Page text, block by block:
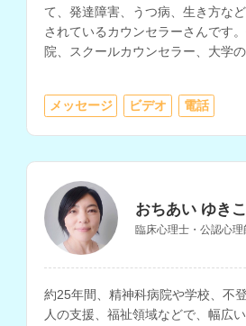
て、発達障害、うつ病、生き方な
されているカウンセラーさんです
院、スクールカウンセラー、大学
理学の講師など、様々な勤務経験
メッセージ ビデオ 電話
おちあい ゆきこ
臨床心理士・公認心理
約25年間、精神科病院や学校、不
人の支援、福祉領域などで、幅広